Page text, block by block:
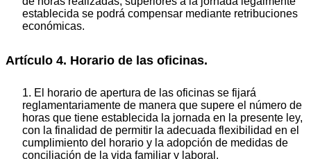
establecida se podrá compensar mediante retribuciones
económicas.
Artículo 4. Horario de las oficinas.
1. El horario de apertura de las oficinas se fijará
reglamentariamente de manera que supere el número de
horas que tiene establecida la jornada en la presente ley,
con la finalidad de permitir la adecuada flexibilidad en el
cumplimiento del horario y la adopción de medidas de
conciliación de la vida familiar y laboral.